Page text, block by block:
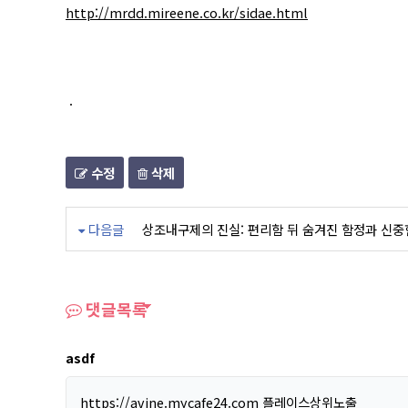
http://mrdd.mireene.co.kr/sidae.html
.
수정 삭제
다음글 상조내구제의 진실: 편리함 뒤 숨겨진 함정과 신
댓글목록
asdf
https://avine.mycafe24.com 플레이스상위노출